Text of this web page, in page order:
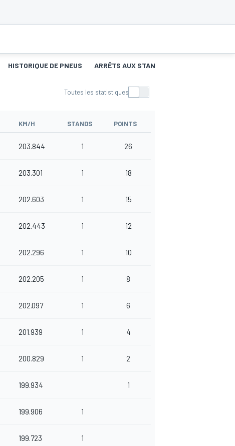
HISTORIQUE DE PNEUS ARRÊTS AUX STANDS
Toutes les statistiques
KM/H STANDS POINTS
203.844 1 26
203.301 1 18
202.603 1 15
202.443 1 12
202.296 1 10
202.205 1 8
202.097 1 6
201.939 1 4
200.829 1 2
199.934 1
199.906 1
199.723 1